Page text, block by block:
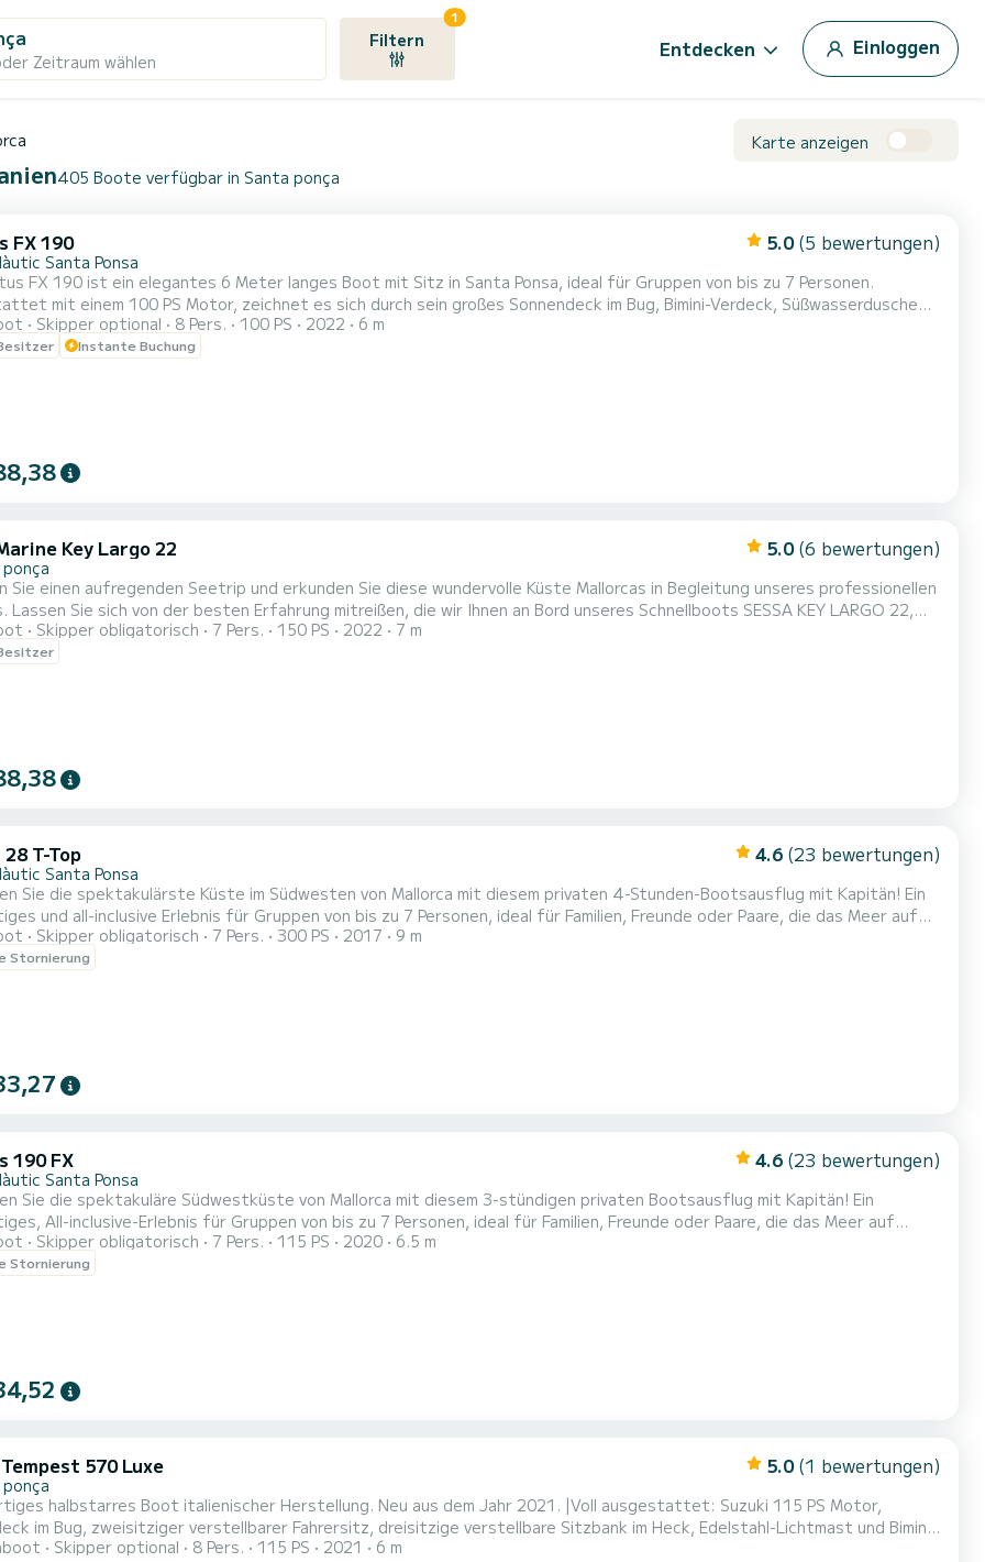
Zeitraum wählen
Filtern
1
Entdecken Einloggen
Karte anzeigen
405 Boote verfügbar in Santa ponça
FX 190 5.0 (5 bewertungen)
Santa Ponsa
FX 190 ist ein elegantes 6 Meter langes Boot mit Sitz in Santa Ponsa, ideal für Gruppen von bis zu 7 Personen.
mit einem 100 PS Motor, zeichnet es sich durch sein großes Sonnendeck im Bug, Bimini-Verdeck, Süßwasserdusche
ist ein agiles und komfortables Boot, perfekt um die kristallklaren Gewässer und unberührten
Skipper optional 8 Pers. 100 PS 2022 6 m
Instante Buchung
Key Largo 22 5.0 (6 bewertungen)
Sie einen aufregenden Seetrip und erkunden Sie diese wundervolle Küste Mallorcas in Begleitung unseres professionellen
Lassen Sie sich von der besten Erfahrung mitreißen, die wir Ihnen an Bord unseres Schnellboots SESSA KEY LARGO 22,
werden, damit das Erlebnis einzigartig und unvergesslich wird. Nutzen Sie unser ALL-INCLUSIVE-ANGEBOT: 4
Skipper obligatorisch 7 Pers. 150 PS 2022 7 m
T-Top 4.6 (23 bewertungen)
Santa Ponsa
Sie die spektakulärste Küste im Südwesten von Mallorca mit diesem privaten 4-Stunden-Bootsausflug mit Kapitän! Ein
und all-inclusive Erlebnis für Gruppen von bis zu 7 Personen, ideal für Familien, Freunde oder Paare, die das Meer auf
Weise erleben möchten. | Abfahrtszeiten der Aktivität: | 10 Uhr | 14.30 Uhr | 16.30 Uhr | Wir starten vom Hafen von
und segeln zu einigen der verstecktesten und zauberhaftesten Buchten der Gegend: | Cala Fornells | Pague...
Skipper obligatorisch 7 Pers. 300 PS 2017 9 m
Stornierung
190 FX 4.6 (23 bewertungen)
Santa Ponsa
Sie die spektakuläre Südwestküste von Mallorca mit diesem 3-stündigen privaten Bootsausflug mit Kapitän! Ein
All-inclusive-Erlebnis für Gruppen von bis zu 7 Personen, ideal für Familien, Freunde oder Paare, die das Meer auf
DER AKTIVITÄT: 10, 14 und 17.30 Uhr. Wir starten vom Hafen von Santa Ponsa und
Skipper obligatorisch 7 Pers. 115 PS 2020 6.5 m
Stornierung
570 Luxe 5.0 (1 bewertungen)
halbstarres Boot italienischer Herstellung. Neu aus dem Jahr 2021. |Voll ausgestattet: Suzuki 115 PS Motor,
im Bug, zweisitziger verstellbarer Fahrersitz, dreisitzige verstellbare Sitzbank im Heck, Edelstahl-Lichtmast und Bimini-
Bluetooth-Soundsystem, Getränkehalter, Badeleiter und kleine Plattform im Heck, geräumige Stauräume, automatische
Skipper optional 8 Pers. 115 PS 2021 6 m